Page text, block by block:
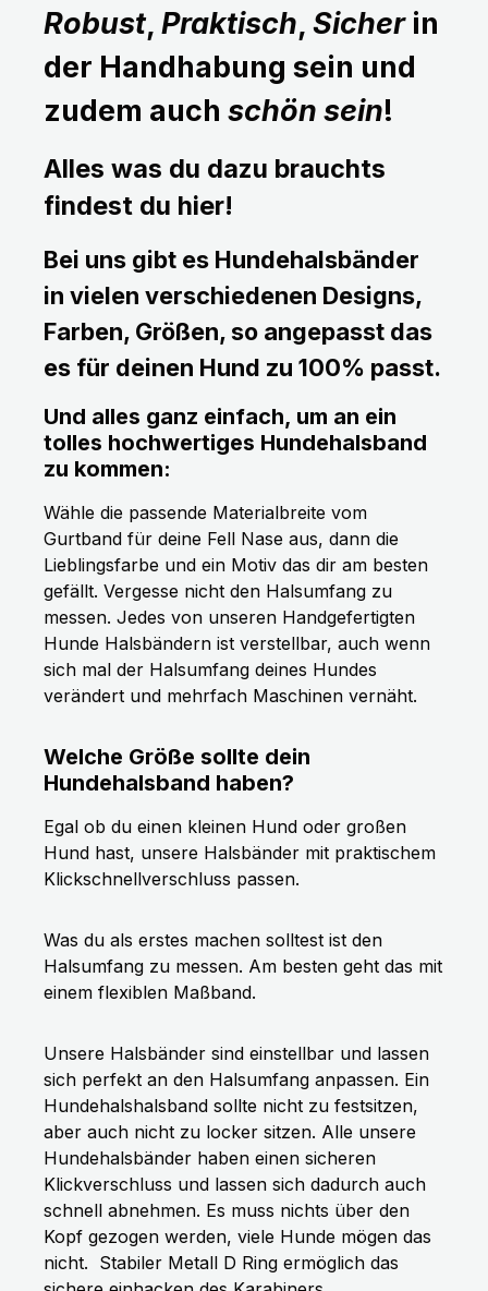
Robust, Praktisch, Sicherin
der Handhabung sein und
zudem auch schön sein!
Alles was du dazu brauchts
findest du hier!
Bei uns gibt es Hundehalsbänder
in vielen verschiedenen Designs,
Farben, Größen, so angepasst das
es für deinen Hund zu 100% passt.
Und alles ganz einfach, um an ein
tolles hochwertiges Hundehalsband
zu kommen:
Wähle die passende Materialbreite vom
Gurtband für deine Fell Nase aus, dann die
Lieblingsfarbe und ein Motiv das dir am besten
gefällt. Vergesse nicht den Halsumfang zu
messen. Jedes von unseren Handgefertigten
Hunde Halsbändern ist verstellbar, auch wenn
sich mal der Halsumfang deines Hundes
verändert und mehrfach Maschinen vernäht.
Welche Größe sollte dein
Hundehalsband haben?
Egal ob du einen kleinen Hund oder großen
Hund hast, unsere Halsbänder mit praktischem
Klickschnellverschluss passen.
Was du als erstes machen solltest ist den
Halsumfang zu messen. Am besten geht das mit
einem flexiblen Maßband.
Unsere Halsbänder sind einstellbar und lassen
sich perfekt an den Halsumfang anpassen. Ein
Hundehalshalsband sollte nicht zu festsitzen,
aber auch nicht zu locker sitzen. Alle unsere
Hundehalsbänder haben einen sicheren
Klickverschluss und lassen sich dadurch auch
schnell abnehmen. Es muss nichts über den
Kopf gezogen werden, viele Hunde mögen das
nicht. Stabiler Metall D Ring ermöglich das